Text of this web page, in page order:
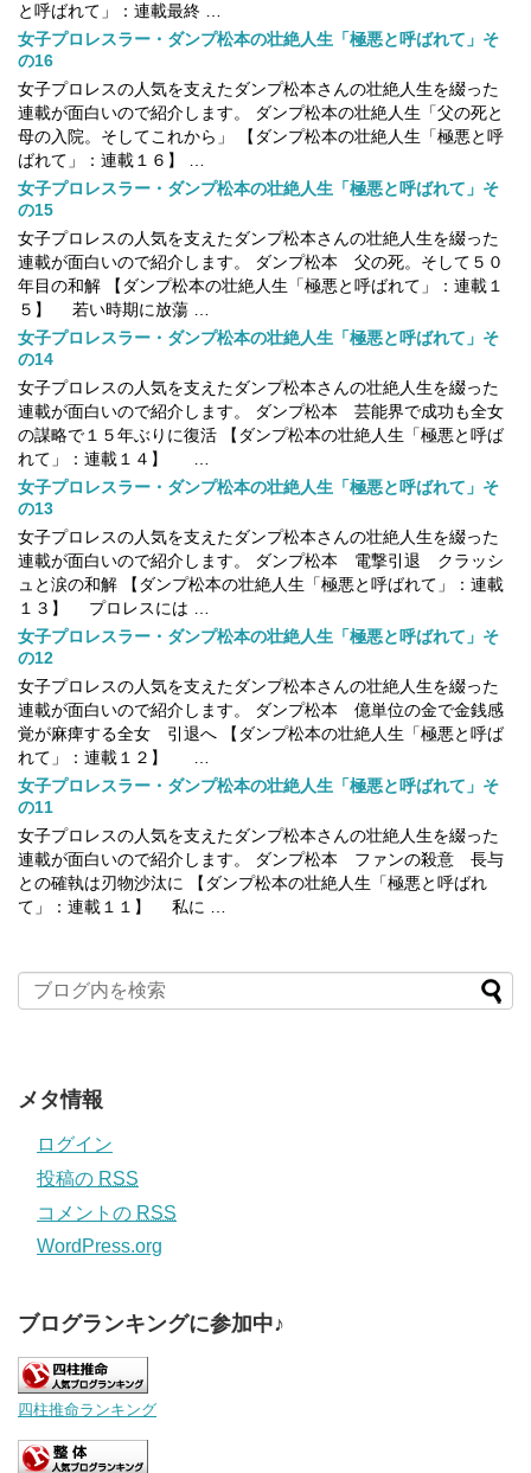
と呼ばれて」：連載最終 …
女子プロレスラー・ダンプ松本の壮絶人生「極悪と呼ばれて」そ
の16
女子プロレスの人気を支えたダンプ松本さんの壮絶人生を綴った
連載が面白いので紹介します。 ダンプ松本の壮絶人生「父の死と
母の入院。そしてこれから」 【ダンプ松本の壮絶人生「極悪と呼
ばれて」：連載１６】 …
女子プロレスラー・ダンプ松本の壮絶人生「極悪と呼ばれて」そ
の15
女子プロレスの人気を支えたダンプ松本さんの壮絶人生を綴った
連載が面白いので紹介します。 ダンプ松本 父の死。そして５０
年目の和解 【ダンプ松本の壮絶人生「極悪と呼ばれて」：連載１
５】 若い時期に放蕩 …
女子プロレスラー・ダンプ松本の壮絶人生「極悪と呼ばれて」そ
の14
女子プロレスの人気を支えたダンプ松本さんの壮絶人生を綴った
連載が面白いので紹介します。 ダンプ松本 芸能界で成功も全女
の謀略で１５年ぶりに復活 【ダンプ松本の壮絶人生「極悪と呼ば
れて」：連載１４】 …
女子プロレスラー・ダンプ松本の壮絶人生「極悪と呼ばれて」そ
の13
女子プロレスの人気を支えたダンプ松本さんの壮絶人生を綴った
連載が面白いので紹介します。 ダンプ松本 電撃引退 クラッシ
ュと涙の和解 【ダンプ松本の壮絶人生「極悪と呼ばれて」：連載
１３】 プロレスには …
女子プロレスラー・ダンプ松本の壮絶人生「極悪と呼ばれて」そ
の12
女子プロレスの人気を支えたダンプ松本さんの壮絶人生を綴った
連載が面白いので紹介します。 ダンプ松本 億単位の金で金銭感
覚が麻痺する全女 引退へ 【ダンプ松本の壮絶人生「極悪と呼ば
れて」：連載１２】 …
女子プロレスラー・ダンプ松本の壮絶人生「極悪と呼ばれて」そ
の11
女子プロレスの人気を支えたダンプ松本さんの壮絶人生を綴った
連載が面白いので紹介します。 ダンプ松本 ファンの殺意 長与
との確執は刃物沙汰に 【ダンプ松本の壮絶人生「極悪と呼ばれ
て」：連載１１】 私に …
メタ情報
ログイン
投稿の RSS
コメントの RSS
WordPress.org
ブログランキングに参加中♪
四柱推命ランキング